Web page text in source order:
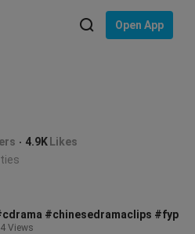
Open App
4.9K Likes
#chinesedramaclips #fyp
Views